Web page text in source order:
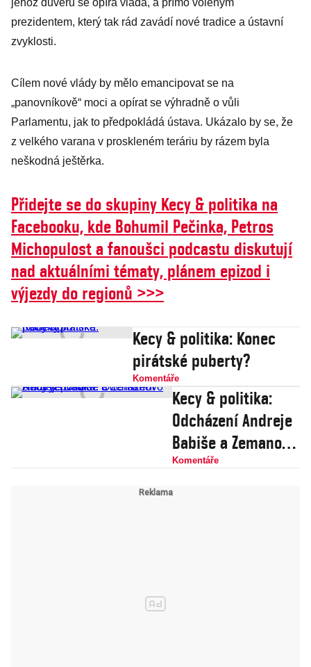
jehož důvěru se opírá vláda, a přímo voleným
prezidentem, který tak rád zavádí nové tradice a ústavní
zvyklosti.
Cílem nové vlády by mělo emancipovat se na
„panovníkově“ moci a opírat se výhradně o vůli
Parlamentu, jak to předpokládá ústava. Ukázalo by se, že
z velkého varana v proskleném teráriu by rázem byla
neškodná ještěrka.
Přidejte se do skupiny Kecy & politika na
Facebooku, kde Bohumil Pečinka, Petros
Michopulost a fanoušci podcastu diskutují
nad aktuálními tématy, plánem epizod i
výjezdy do regionů >>>
Kecy & politika: Konec
pirátské puberty?
Komentáře
Kecy & politika:
Odcházení Andreje
Babiše a Zemanovo
zmrtvýchvstání
Komentáře